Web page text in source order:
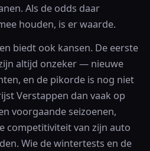
Als de odds daar
houden, is er waarde.
biedt ook kansen. De eerste
altijd onzeker — nieuwe
en de pikorde is nog niet
Verstappen dan vaak op
voorgaande seizoenen,
competitiviteit van zijn auto
Wie de wintertests en de